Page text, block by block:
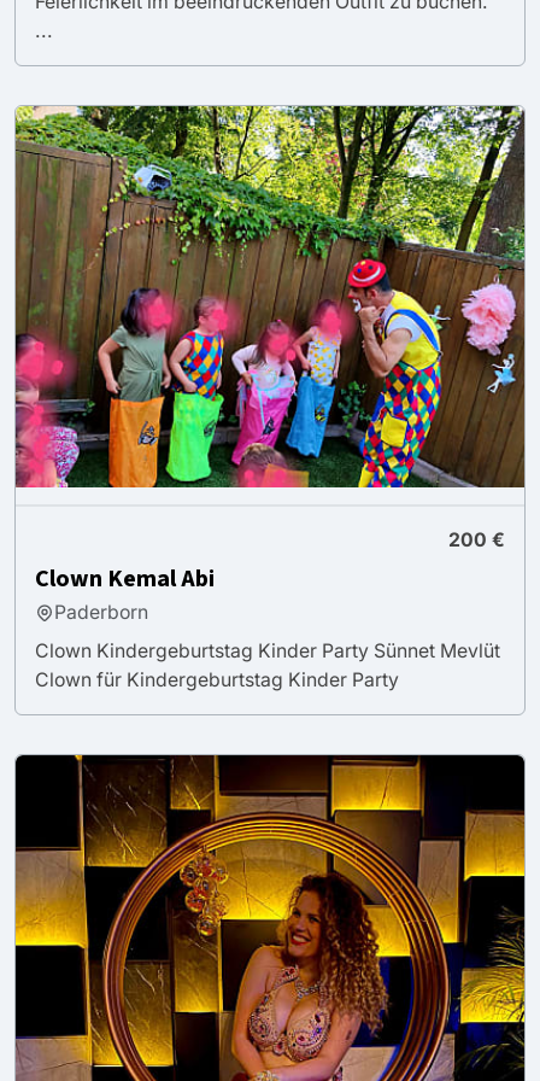
...
200 €
Clown Kemal Abi
Paderborn
Clown Kindergeburtstag Kinder Party Sünnet Mevlüt
Clown für Kindergeburtstag Kinder Party